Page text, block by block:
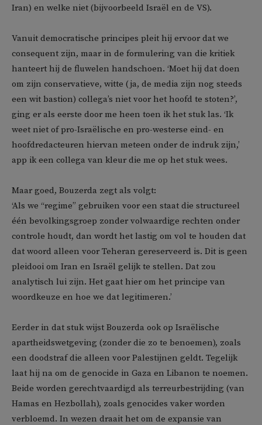
Iran) en welke niet (bijvoorbeeld Israël en de VS).
Vanuit democratische principes pleit hij ervoor dat we
consequent zijn, maar in de formulering van die kritiek
hanteert hij de fluwelen handschoen. ‘Moet hij dat doen
om zijn conservatieve, witte (ja, de media zijn nog steeds
een wit bastion) collega’s niet voor het hoofd te stoten?’,
ging er als eerste door me heen toen ik het stuk las. ‘Ik
weet niet of pro-Israëlische en pro-westerse eind- en
hoofdredacteuren hiervan meteen onder de indruk zijn,’
app ik een collega van kleur die me op het stuk wees.
Maar goed, Bouzerda zegt als volgt:
‘Als we “regime” gebruiken voor een staat die structureel
één bevolkingsgroep zonder volwaardige rechten onder
controle houdt, dan wordt het lastig om vol te houden dat
dat woord alleen voor Teheran gereserveerd is. Dit is geen
pleidooi om Iran en Israël gelijk te stellen. Dat zou
analytisch lui zijn. Het gaat hier om het principe van
woordkeuze en hoe we dat legitimeren.’
Eerder in dat stuk wijst Bouzerda ook op Israëlische
apartheidswetgeving (zonder die zo te benoemen), zoals
een doodstraf die alleen voor Palestijnen geldt. Tegelijk
laat hij na om de genocide in Gaza en Libanon te noemen.
Beide worden gerechtvaardigd als terreurbestrijding (van
Hamas en Hezbollah), zoals genocides vaker worden
verbloemd. In wezen draait het om de expansie van